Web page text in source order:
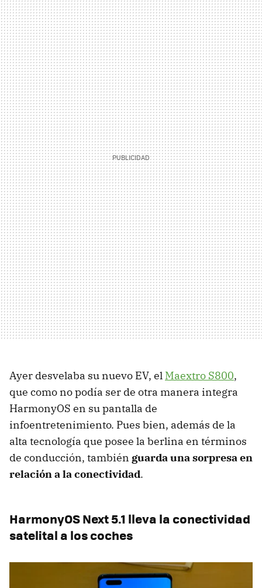
Ayer desvelaba su nuevo EV, el Maextro S800,
que como no podía ser de otra manera integra
HarmonyOS en su pantalla de
infoentretenimiento. Pues bien, además de la
alta tecnología que posee la berlina en términos
de conducción, también guarda una sorpresa en
relación a la conectividad.
HarmonyOS Next 5.1 lleva la conectividad
satelital a los coches